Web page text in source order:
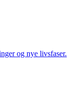
og nye livsfaser.